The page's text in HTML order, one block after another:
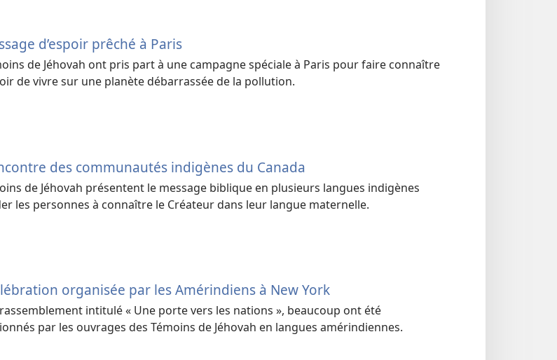
d’espoir prêché à Paris
de Jéhovah ont pris part à une campagne spéciale à Paris pour faire connaître
de vivre sur une planète débarrassée de la pollution.
des communautés indigènes du Canada
de Jéhovah présentent le message biblique en plusieurs langues indigènes
les personnes à connaître le Créateur dans leur langue maternelle.
organisée par les Amérindiens à New York
intitulé « Une porte vers les nations », beaucoup ont été
par les ouvrages des Témoins de Jéhovah en langues amérindiennes.